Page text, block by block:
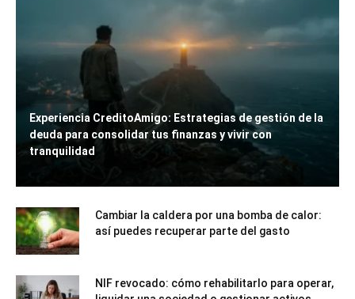
Experiencia CreditoAmigo: Estrategias de gestión de la
deuda para consolidar tus finanzas y vivir con
tranquilidad
Cambiar la caldera por una bomba de calor:
así puedes recuperar parte del gasto
NIF revocado: cómo rehabilitarlo para operar,